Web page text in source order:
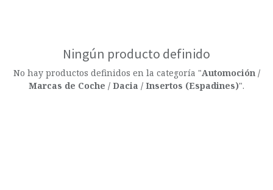
Ningún producto definido
No hay productos definidos en la categoría "Automoción /
Marcas de Coche / Dacia / Insertos (Espadines)".